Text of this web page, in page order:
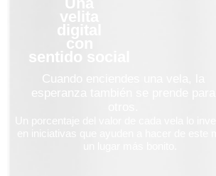
sentido social
Cuando enciendes una vela, la
esperanza también se prende para